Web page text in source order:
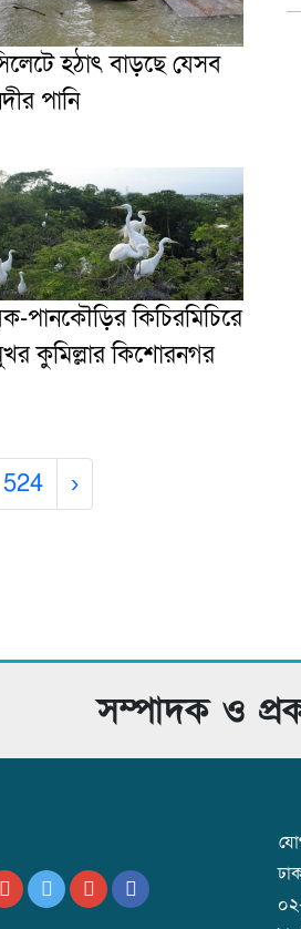
হঠাৎ বাড়ছে যেসব
পানি
পানকৌড়ির কিচিরমিচিরে
কুমিল্লার কিশোরনগর
524 ›
সম্পাদক ও